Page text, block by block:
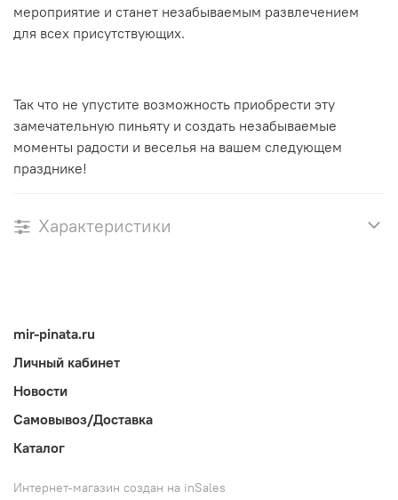
мероприятие и станет незабываемым развлечением
для всех присутствующих.
Так что не упустите возможность приобрести эту
замечательную пиньяту и создать незабываемые
моменты радости и веселья на вашем следующем
празднике!
Характеристики
mir-pinata.ru
Личный кабинет
Новости
Самовывоз/Доставка
Каталог
Интернет-магазин создан на inSales